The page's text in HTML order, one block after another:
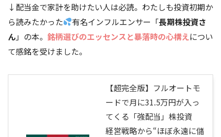
↓配当金で家計を助けたい人は必読。わたしも投資初期か
ら読みたかった
有名インフルエンサー「長期株投資さ
ん」の本。 銘柄選びのエッセンスと暴落時の心構えについ
て感銘を受けました。
【超完全版】フルオートモ
ードで月に31.5万円が入っ
てくる「強配当」株投資
経営戦略から“ほぼ永遠に儲